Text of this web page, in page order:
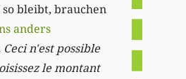
bleibt, brauchen
anders
n'est possible
le montant